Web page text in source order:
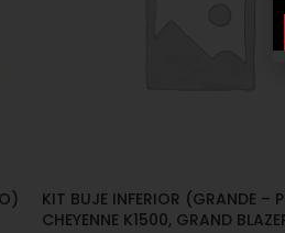
KIT BUJE INFERIOR (GRANDE –
CHEYENNE K1500, GRAND